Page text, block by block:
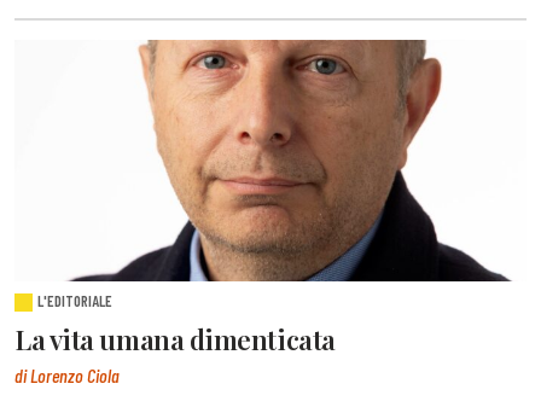
L'EDITORIALE
La vita umana dimenticata
di Lorenzo Ciola